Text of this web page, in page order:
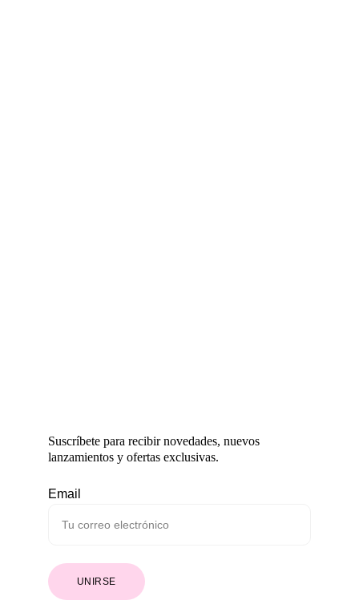
Email
UNIRSE
Suscríbete para recibir novedades, nuevos
lanzamientos y ofertas exclusivas.